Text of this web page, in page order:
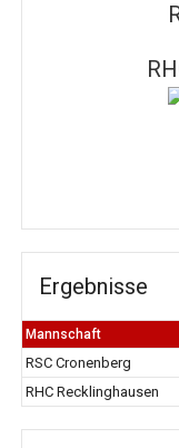
Ergebnisse
Mannschaft
RSC Cronenberg
RHC Recklinghausen